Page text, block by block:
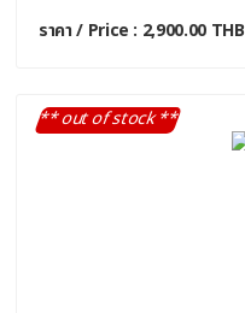
ราคา / Price : 2,900.00 THB
** out of stock **